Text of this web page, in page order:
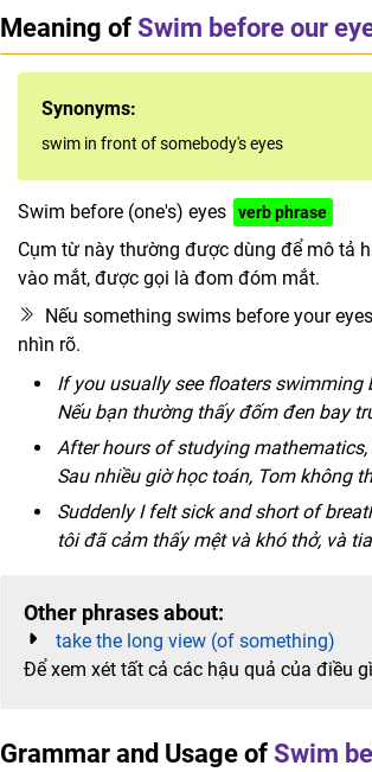
Meaning ofSwim before our
Synonyms:
swim in front of somebody's eyes
Swim before (one's) eyes verb phrase
Cụm từ này thường được dùng để mô tả
vào mắt, được gọi là đom đóm mắt.
Nếu something swims before your
nhìn rõ.
If you usually see floaters swimming
Nếu bạn thường thấy đốm đen bay
After hours of studying
Sau nhiều giờ học toán, Tom không
Suddenly I felt sick and short of
tôi đã cảm thấy mệt và khó thở, và
Other phrases about:
take the long view (of something)
Để xem xét tất cả các hậu quả của điều
Grammar and Usage ofSwim